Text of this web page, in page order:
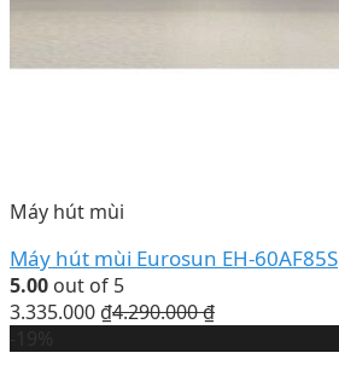
Máy hút mùi
Máy hút mùi Eurosun EH-60AF85S
5.00 out of 5
3.335.000 ₫4.290.000₫